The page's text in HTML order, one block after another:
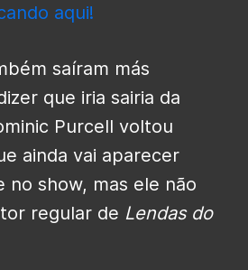
aqui!
saíram más
que iria sairia da
Purcell voltou
ainda vai aparecer
no show, mas ele não
regular de Lendas do